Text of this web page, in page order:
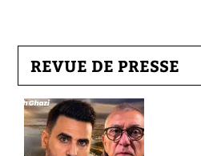
REVUE DE PRESSE